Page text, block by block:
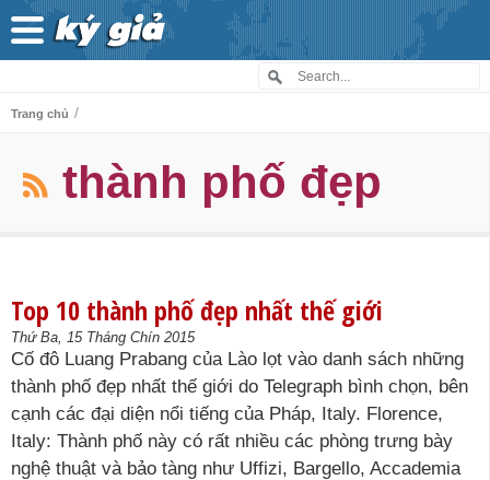
Trang chủ /
thành phố đẹp
Top 10 thành phố đẹp nhất thế giới
Thứ Ba, 15 Tháng Chín 2015
Cố đô Luang Prabang của Lào lọt vào danh sách những
thành phố đẹp nhất thế giới do Telegraph bình chọn, bên
cạnh các đại diện nổi tiếng của Pháp, Italy. Florence,
Italy: Thành phố này có rất nhiều các phòng trưng bày
nghệ thuật và bảo tàng như Uffizi, Bargello, Accademia